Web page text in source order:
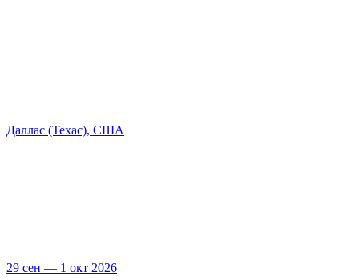
Даллас (Техас), США
29 сен — 1 окт 2026